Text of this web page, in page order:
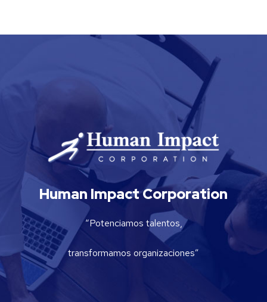
Human Impact Corporation
“Potenciamos talentos,
transformamos organizaciones”